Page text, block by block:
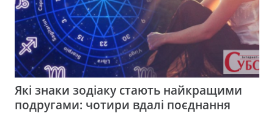
Які знаки зодіаку стають найкращими
подругами: чотири вдалі поєднання